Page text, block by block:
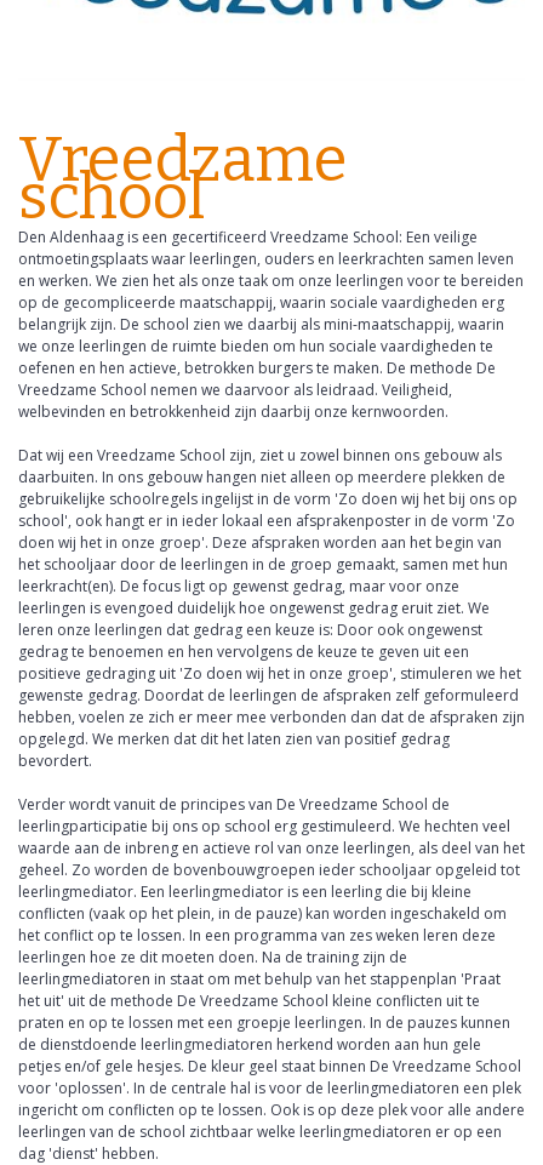
Vreedzame
school
Den Aldenhaag is een gecertificeerd Vreedzame School: Een veilige
ontmoetingsplaats waar leerlingen, ouders en leerkrachten samen leven
en werken. We zien het als onze taak om onze leerlingen voor te bereiden
op de gecompliceerde maatschappij, waarin sociale vaardigheden erg
belangrijk zijn. De school zien we daarbij als mini-maatschappij, waarin
we onze leerlingen de ruimte bieden om hun sociale vaardigheden te
oefenen en hen actieve, betrokken burgers te maken. De methode De
Vreedzame School nemen we daarvoor als leidraad. Veiligheid,
welbevinden en betrokkenheid zijn daarbij onze kernwoorden.
Dat wij een Vreedzame School zijn, ziet u zowel binnen ons gebouw als
daarbuiten. In ons gebouw hangen niet alleen op meerdere plekken de
gebruikelijke schoolregels ingelijst in de vorm 'Zo doen wij het bij ons op
school', ook hangt er in ieder lokaal een afsprakenposter in de vorm 'Zo
doen wij het in onze groep'. Deze afspraken worden aan het begin van
het schooljaar door de leerlingen in de groep gemaakt, samen met hun
leerkracht(en). De focus ligt op gewenst gedrag, maar voor onze
leerlingen is evengoed duidelijk hoe ongewenst gedrag eruit ziet. We
leren onze leerlingen dat gedrag een keuze is: Door ook ongewenst
gedrag te benoemen en hen vervolgens de keuze te geven uit een
positieve gedraging uit 'Zo doen wij het in onze groep', stimuleren we het
gewenste gedrag. Doordat de leerlingen de afspraken zelf geformuleerd
hebben, voelen ze zich er meer mee verbonden dan dat de afspraken zijn
opgelegd. We merken dat dit het laten zien van positief gedrag
bevordert.
Verder wordt vanuit de principes van De Vreedzame School de
leerlingparticipatie bij ons op school erg gestimuleerd. We hechten veel
waarde aan de inbreng en actieve rol van onze leerlingen, als deel van het
geheel. Zo worden de bovenbouwgroepen ieder schooljaar opgeleid tot
leerlingmediator. Een leerlingmediator is een leerling die bij kleine
conflicten (vaak op het plein, in de pauze) kan worden ingeschakeld om
het conflict op te lossen. In een programma van zes weken leren deze
leerlingen hoe ze dit moeten doen. Na de training zijn de
leerlingmediatoren in staat om met behulp van het stappenplan 'Praat
het uit' uit de methode De Vreedzame School kleine conflicten uit te
praten en op te lossen met een groepje leerlingen. In de pauzes kunnen
de dienstdoende leerlingmediatoren herkend worden aan hun gele
petjes en/of gele hesjes. De kleur geel staat binnen De Vreedzame School
voor 'oplossen'. In de centrale hal is voor de leerlingmediatoren een plek
ingericht om conflicten op te lossen. Ook is op deze plek voor alle andere
leerlingen van de school zichtbaar welke leerlingmediatoren er op een
dag 'dienst' hebben.